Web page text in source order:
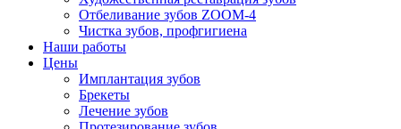
Отбеливание зубов ZOOM-4
Чистка зубов, профгигиена
Наши работы
Цены
Имплантация зубов
Брекеты
Лечение зубов